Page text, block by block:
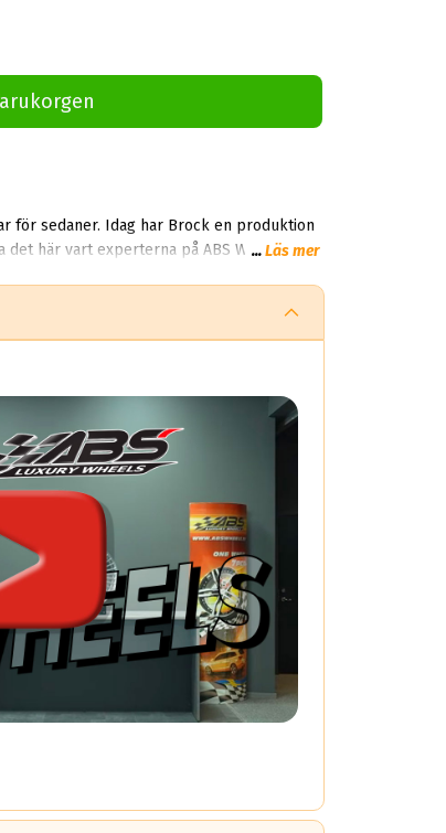
för sedaner. Idag har Brock en produktion
det här vart experterna på ABS Wheels
...Läs mer